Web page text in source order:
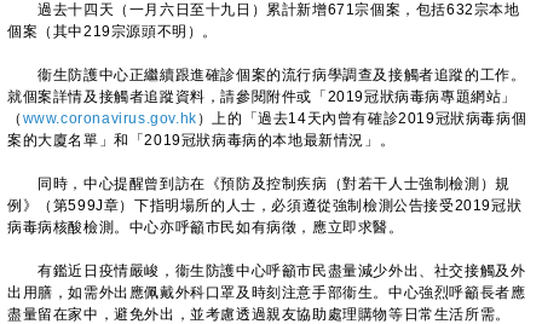
過去十四天（一月六日至十九日）累計新增671宗個案，包括632宗本地
個案（其中219宗源頭不明）。
衞生防護中心正繼續跟進確診個案的流行病學調查及接觸者追蹤的工作。
就個案詳情及接觸者追蹤資料，請參閱附件或「2019冠狀病毒病專題網站」
（ www.coronavirus.gov.hk ）上的「過去14天內曾有確診2019冠狀病毒病個
案的大廈名單」和「2019冠狀病毒病的本地最新情況」。
同時，中心提醒曾到訪在《預防及控制疾病（對若干人士強制檢測）規
例》（第599J章）下指明場所的人士，必須遵從強制檢測公告接受2019冠狀
病毒病核酸檢測。中心亦呼籲市民如有病徵，應立即求醫。
有鑑近日疫情嚴峻，衞生防護中心呼籲市民盡量減少外出、社交接觸及外
出用膳，如需外出應佩戴外科口罩及時刻注意手部衞生。中心強烈呼籲長者應
盡量留在家中，避免外出，並考慮透過親友協助處理購物等日常生活所需。